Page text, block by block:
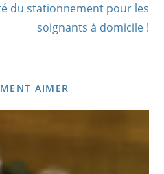
du stationnement pour les
soignants à domicile !
AIMER